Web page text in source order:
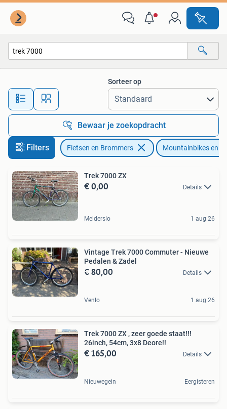
Alle afstanden…
Sorteer op
Bewaar je zoekopdracht
Filters Fietsen en Brommers Mountainbikes en
Trek 7000 ZX
€ 0,00 Details
Melderslo 1 aug 26
Vintage Trek 7000 Commuter - Nieuwe
Pedalen & Zadel
€ 80,00 Details
Venlo 1 aug 26
Trek 7000 ZX , zeer goede staat!!!
26inch, 54cm, 3x8 Deore!!
€ 165,00 Details
Nieuwegein Eergisteren